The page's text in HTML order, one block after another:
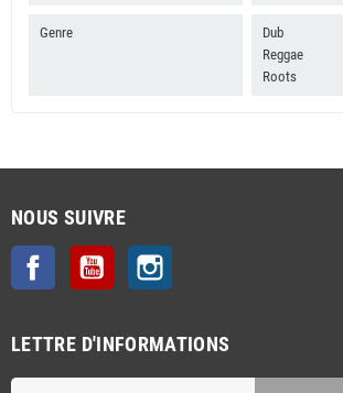
Genre
Dub
Reggae
Roots
NOUS SUIVRE
Facebook YouTube
LETTRE D'INFORMATIONS